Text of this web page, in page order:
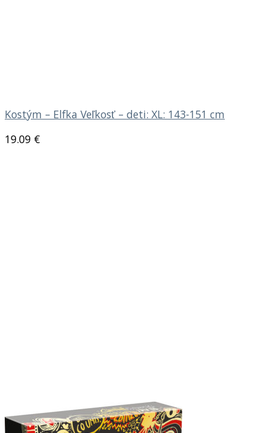
Kostým – Elfka Veľkosť – deti: XL: 143-151 cm
19.09 €